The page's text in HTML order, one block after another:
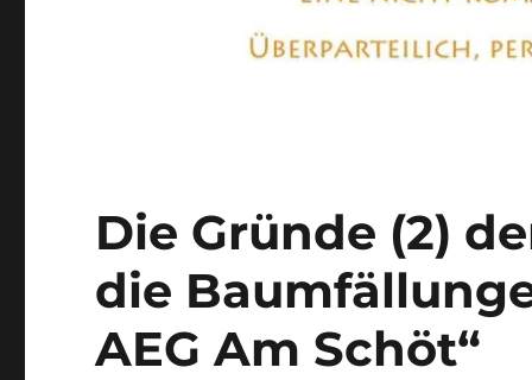
Die Gründe (2)
die
AEG Am Schöt“